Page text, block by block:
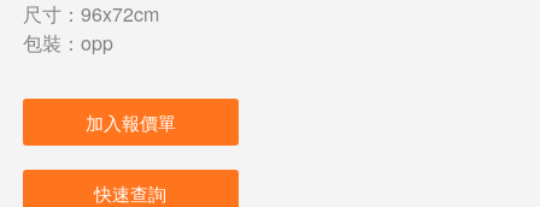
尺寸：96x72cm
包裝：opp
加入報價單
快速查詢